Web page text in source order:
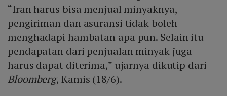
“Iran harus bisa menjual minyaknya,
pengiriman dan asuransi tidak boleh
menghadapi hambatan apa pun. Selain itu
pendapatan dari penjualan minyak juga
harus dapat diterima,” ujarnya dikutip dari
Bloomberg, Kamis (18/6).